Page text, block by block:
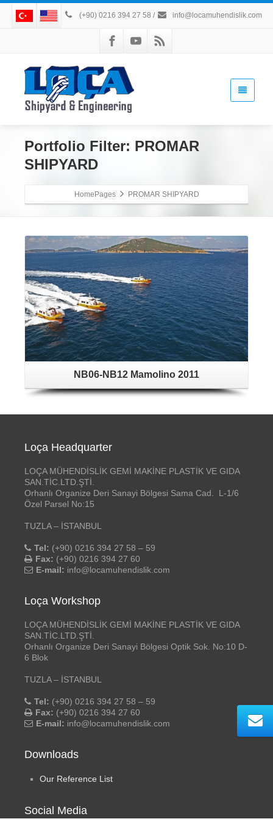
(+90) 0216 394 27 58 / info@locamuhendislik.com
Portfolio Filter: PROMAR
SHIPYARD
HomePages PROMAR SHIPYARD
NB06-NB12 Mamolino 2011
Loça Headquarter
LOÇA MÜHENDİSLİK GEMİ MAKİNE PLASTİK VE GIDA
SAN.TİC.LTD.ŞTİ.
Orhanlı Organize Deri Sanayi Bölgesi Sama Cad. L-1/6
Özel Parsel No:15
TUZLA – İSTANBUL
Tel: (+90) 0216 394 27 58 – 59
Fax: (+90) 0216 394 27 60
E-mail: info@locamuhendislik.com
Loça Workshop
LOÇA MÜHENDİSLİK GEMİ MAKİNE PLASTİK VE GIDA
SAN.TİC.LTD.ŞTİ.
Orhanlı Organize Deri Sanayi Bölgesi Optik Sok. No:10 D-
6 Blok
TUZLA – İSTANBUL
Tel: (+90) 0216 394 27 58 – 59
Fax: (+90) 0216 394 27 60
E-mail: info@locamuhendislik.com
Downloads
Our Reference List
Social Media